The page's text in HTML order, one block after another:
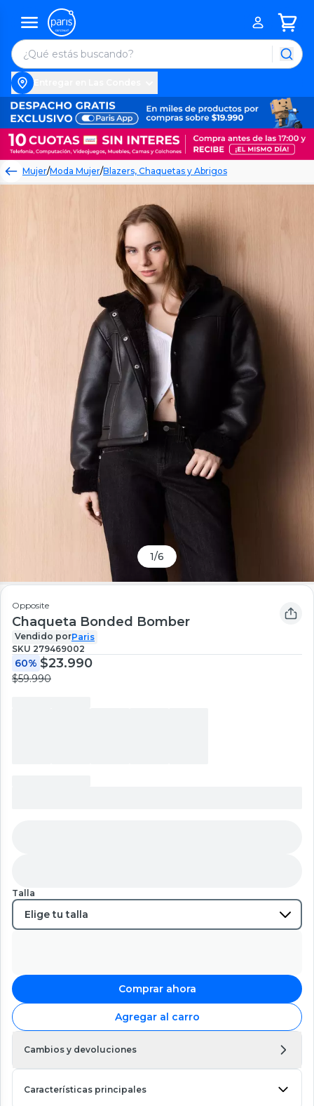
Mujer/Moda Mujer/Blazers, Chaquetas y Abrigos
1/6
Opposite
Chaqueta Bonded Bomber
Vendido porParis
SKU 279469002
60% $23.990
$59.990
Talla
Comprar ahora
Agregar al carro
Cambios y devoluciones
Características principales